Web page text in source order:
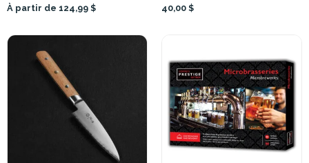
À partir de 124,99 $ 40,00 $